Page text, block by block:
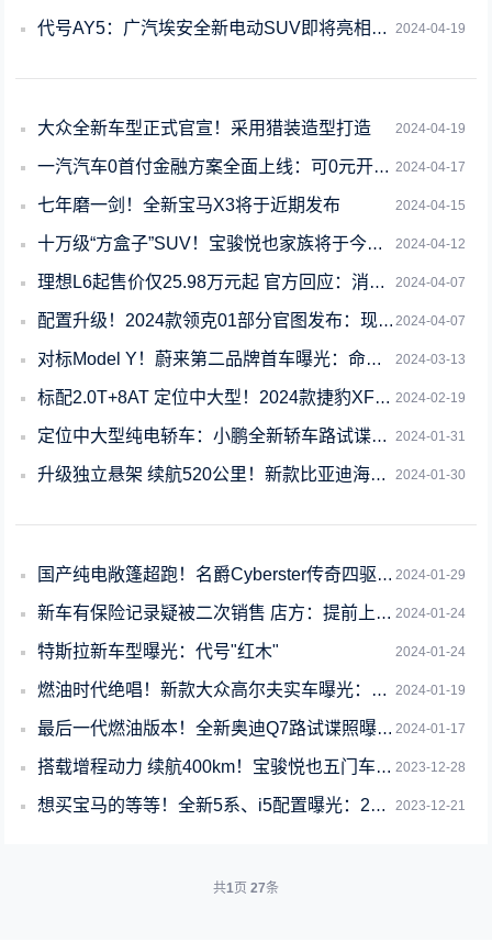
2024-04-19
代号AY5：广汽埃安全新电动SUV即将亮相：支持高阶辅助驾驶功能
2024-04-19
大众全新车型正式官宣！采用猎装造型打造
2024-04-17
一汽汽车0首付金融方案全面上线：可0元开走奥迪、大众新车
2024-04-15
七年磨一剑！全新宝马X3将于近期发布
2024-04-12
十万级“方盒子”SUV！宝骏悦也家族将于今日上市
2024-04-07
理想L6起售价仅25.98万元起 官方回应：消息不实
2024-04-07
配置升级！2024款领克01部分官图发布：现款15.58万起
2024-03-13
对标Model Y！蔚来第二品牌首车曝光：命名“ONVO乐道”
2024-02-19
标配2.0T+8AT 定位中大型！2024款捷豹XFL上市：起售价39.99万元
2024-01-31
定位中大型纯电轿车：小鹏全新轿车路试谍照曝光
2024-01-30
升级独立悬架 续航520公里！新款比亚迪海豚有望2月上市
2024-01-29
国产纯电敞篷超跑！名爵Cyberster传奇四驱红篷版首发：售36.58万元
2024-01-24
新车有保险记录疑被二次销售 店方：提前上牌为了厂商补贴
2024-01-24
特斯拉新车型曝光：代号"红木"
2024-01-19
燃油时代绝唱！新款大众高尔夫实车曝光：年内开启预售
2024-01-17
最后一代燃油版本！全新奥迪Q7路试谍照曝光：明年有望发布
2023-12-28
搭载增程动力 续航400km！宝骏悦也五门车型谍照曝光
2023-12-21
想买宝马的等等！全新5系、i5配置曝光：2024年1月底上市
共1页 27条